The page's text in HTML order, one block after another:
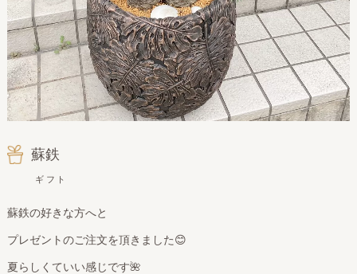
蘇鉄
ギフト
蘇鉄の好きな方へと
プレゼントのご注文を頂きました😊
夏らしくていい感じです🌺